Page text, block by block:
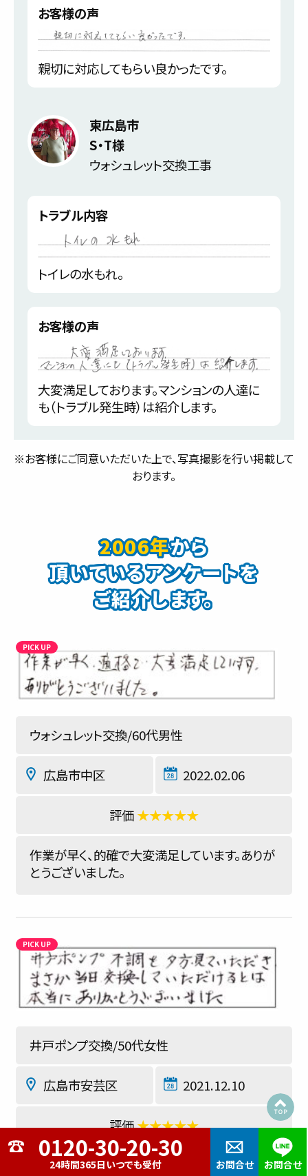
24時間365日いつでも受付 お問合せ お問合せ
お客様の声
親切に対応してもらい良かったです。
東広島市
S・T様
ウォシュレット交換工事
トラブル内容
トイレの水もれ。
お客様の声
大変満足しております。マンションの人達に
も（トラブル発生時）は紹介します。
※お客様にご同意いただいた上で、写真撮影を行い掲載して
おります。
2006年から
頂いているアンケートを
ご紹介します。
ウォシュレット交換/60代男性
広島市中区 2022.02.06
★★★★★
作業が早く、的確で大変満足しています。ありが
とうございました。
井戸ポンプ交換/50代女性
広島市安芸区 2021.12.10
★★★★★
井戸ポンプ不調を夕方にみていただき、まさか